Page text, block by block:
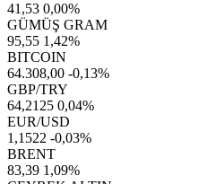
41,53 0,00%
GÜMÜŞ GRAM
95,55 1,42%
BITCOIN
64.308,00 -0,13%
GBP/TRY
64,2125 0,04%
EUR/USD
1,1522 -0,03%
BRENT
83,39 1,09%